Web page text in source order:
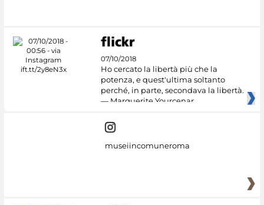
07/10/2018
Ho cercato la libertà più che la
potenza, e quest'ultima soltanto
perché, in parte, secondava la libertà.
— Marguerite Yourcenar
museiincomuneroma